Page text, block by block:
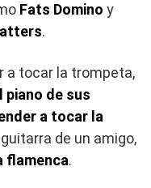
Fats Domino y
.
a tocar la trompeta,
piano de sus
a tocar la
de un amigo,
flamenca.